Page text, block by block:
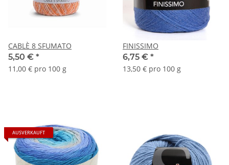
CABLÈ 8 SFUMATO
5,50 € *
11,00 € pro 100 g
FINISSIMO
6,75 € *
13,50 € pro 100 g
AUSVERKAUFT